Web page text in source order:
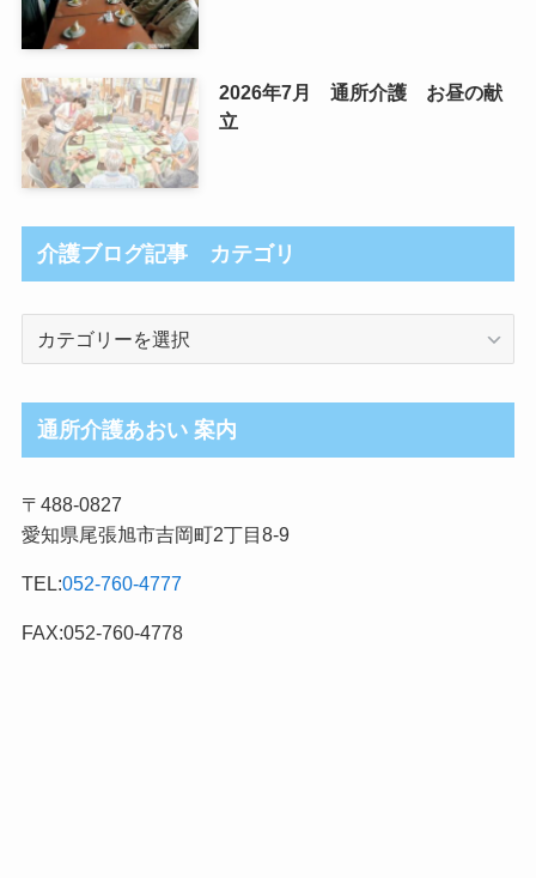
2026年7月 通所介護 お昼の献
立
介護ブログ記事 カテゴリ
ロ
グ
事
カ
ゴ
リ
通所介護あおい 案内
〒488-0827
愛知県尾張旭市吉岡町2丁目8-9
TEL:052-760-4777
FAX:052-760-4778